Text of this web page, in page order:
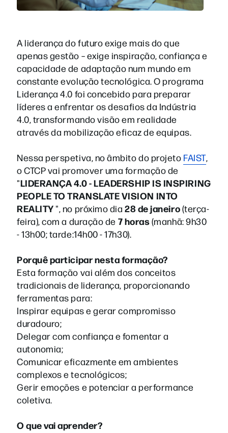
A liderança do futuro exige mais do que
apenas gestão – exige inspiração, confiança e
capacidade de adaptação num mundo em
constante evolução tecnológica. O programa
Liderança 4.0 foi concebido para preparar
líderes a enfrentar os desafios da Indústria
4.0, transformando visão em realidade
através da mobilização eficaz de equipas.
Nessa perspetiva, no âmbito do projeto FAIST,
o CTCP vai promover uma formação de
"LIDERANÇA 4.0 - LEADERSHIP IS INSPIRING
PEOPLE TO TRANSLATE VISION INTO
REALITY", no próximo dia28 de janeiro(terça-
feira), com a duração de 7 horas(manhã: 9h30
- 13h00; tarde:14h00 - 17h30).
Porquê participar nesta formação?
Esta formação vai além dos conceitos
tradicionais de liderança, proporcionando
ferramentas para:
Inspirar equipas e gerar compromisso
duradouro;
Delegar com confiança e fomentar a
autonomia;
Comunicar eficazmente em ambientes
complexos e tecnológicos;
Gerir emoções e potenciar a performance
coletiva.
O que vai aprender?